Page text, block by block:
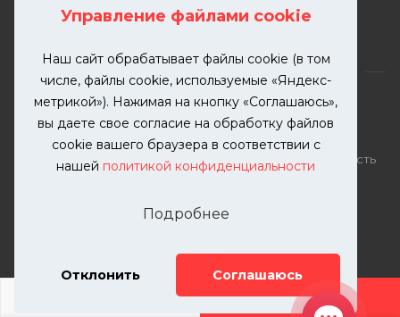
Управление файлами cookie
Наш сайт обрабатывает файлы cookie (в том
числе, файлы cookie, используемые «Яндекс-
метрикой»). Нажимая на кнопку «Соглашаюсь»,
вы даете свое согласие на обработку файлов
cookie вашего браузера в соответствии с
нашей политикой конфиденциальности
Подробнее
Отклонить Соглашаюсь
ДОБАВИТЬ УСЛУГУ
2026 © KUTUZOVV | Кузовной ремонт и покраска
автомобилей. Вся информация на сайте – собственность
разрешения запрещена. Все права защищены.
Телефон: 8(499)-302-00-57